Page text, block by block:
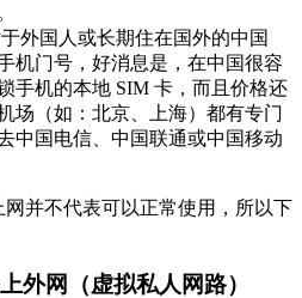
外国人或长期住在国外的中国
机门号，好消息是，在中国很容
手机的本地 SIM 卡，而且价格还
场（如：北京、上海）都有专门
中国电信、中国联通或中国移动
并不代表可以正常使用，所以下
外网（虚拟私人网路）